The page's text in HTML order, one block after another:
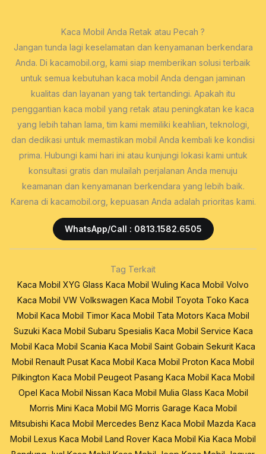
Kaca Mobil Anda Retak atau Pecah ?
Jangan tunda lagi keselamatan dan kenyamanan berkendara
Anda. Di kacamobil.org, kami siap memberikan solusi terbaik
untuk semua kebutuhan kaca mobil Anda dengan jaminan
kualitas dan layanan yang tak tertandingi. Apakah itu
penggantian kaca mobil yang retak atau peningkatan ke kaca
yang lebih tahan lama, tim kami memiliki keahlian, teknologi,
dan dedikasi untuk memastikan mobil Anda kembali ke kondisi
prima. Hubungi kami hari ini atau kunjungi lokasi kami untuk
konsultasi gratis dan mulailah perjalanan Anda menuju
keamanan dan kenyamanan berkendara yang lebih baik.
Karena di kacamobil.org, kepuasan Anda adalah prioritas kami.
WhatsApp/Call : 0813.1582.6505
Tag Terkait
Kaca Mobil XYG Glass Kaca Mobil Wuling Kaca Mobil Volvo
Kaca Mobil VW Volkswagen Kaca Mobil Toyota Toko Kaca
Mobil Kaca Mobil Timor Kaca Mobil Tata Motors Kaca Mobil
Suzuki Kaca Mobil Subaru Spesialis Kaca Mobil Service Kaca
Mobil Kaca Mobil Scania Kaca Mobil Saint Gobain Sekurit Kaca
Mobil Renault Pusat Kaca Mobil Kaca Mobil Proton Kaca Mobil
Pilkington Kaca Mobil Peugeot Pasang Kaca Mobil Kaca Mobil
Opel Kaca Mobil Nissan Kaca Mobil Mulia Glass Kaca Mobil
Morris Mini Kaca Mobil MG Morris Garage Kaca Mobil
Mitsubishi Kaca Mobil Mercedes Benz Kaca Mobil Mazda Kaca
Mobil Lexus Kaca Mobil Land Rover Kaca Mobil Kia Kaca Mobil